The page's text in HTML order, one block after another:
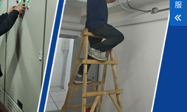
服